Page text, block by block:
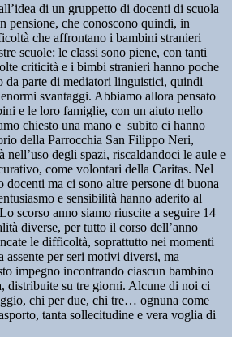
di un gruppetto di docenti di scuola
pensione, che conoscono quindi, in
che affrontano i bambini stranieri
scuole: le classi sono piene, con tanti
criticità e i bimbi stranieri hanno poche
da parte di mediatori linguistici, quindi
svantaggi. Abbiamo allora pensato
e le loro famiglie, con un aiuto nello
chiesto una mano e subito ci hanno
della Parrocchia San Filippo Neri,
nell’uso degli spazi, riscaldandoci le aule e
come volontari della Caritas. Nel
docenti ma ci sono altre persone di buona
e sensibilità hanno aderito al
scorso anno siamo riuscite a seguire 14
diverse, per tutto il corso dell’anno
le difficoltà, soprattutto nei momenti
per seri motivi diversi, ma
impegno incontrando ciascun bambino
distribuite su tre giorni. Alcune di noi ci
chi per due, chi tre… ognuna come
tanta sollecitudine e vera voglia di